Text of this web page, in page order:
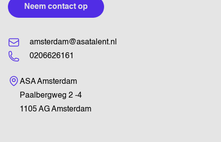
Neem contact op
amsterdam@asatalent.nl
0206626161
Bezoekadres
ASA Amsterdam
Paalbergweg 2 -4
1105 AG Amsterdam